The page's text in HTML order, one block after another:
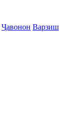
Ҷавонон Варзиш